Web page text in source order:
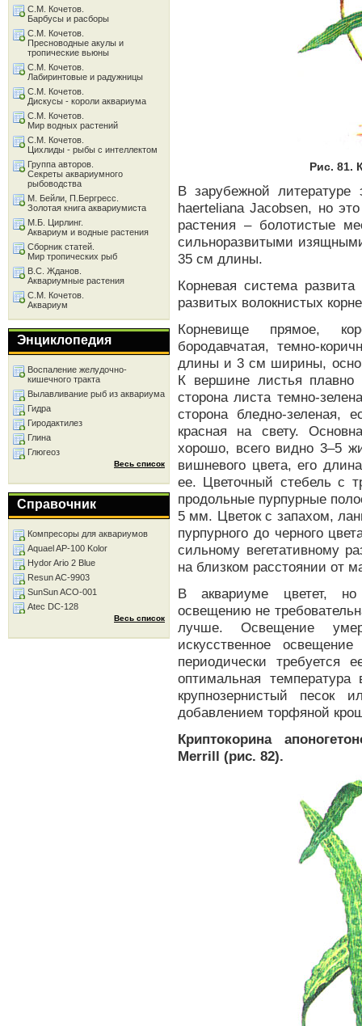
Рис. 81.
В зарубежной
haerteliana Jacobsen, но
растения – болотистые
сильноразвитыми
35 см длины.
Корневая система
развитых волокнистых
Корневище прямое,
бородавчатая, темно-
длины и 3 см ширины,
К вершине листья плавно
сторона листа темно-
сторона бледно-зеленая,
красная на свету.
хорошо, всего видно 3–5
вишневого цвета, его
ее. Цветочный стебель с
продольные пурпурные
5 мм. Цветок с запахом,
пурпурного до черного
сильному вегетативному
на близком расстоянии от
В аквариуме цветет,
освещению не
лучше. Освещение
искусственное
периодически требуется
оптимальная
крупнозернистый
добавлением торфяной
Криптокорина
Merrill (рис. 82).
С.М. Кочетов.
Барбусы и расборы
С.М. Кочетов.
Пресноводные акулы и
тропические вьюны
С.М. Кочетов.
Лабиринтовые и радужницы
С.М. Кочетов.
Дискусы - короли аквариума
С.М. Кочетов.
Мир водных растений
С.М. Кочетов.
Цихлиды - рыбы с интеллектом
Группа авторов.
Секреты аквариумного
рыбоводства
М. Бейли, П.Бергресс.
Золотая книга аквариумиста
М.Б. Цирлинг.
Аквариум и водные растения
Сборник статей.
Мир тропических рыб
В.С. Жданов.
Аквариумные растения
С.М. Кочетов.
Аквариум
Энциклопедия
Воспаление желудочно-
кишечного тракта
Вылавливание рыб из аквариума
Гидра
Гиродактилез
Глина
Глюгеоз
Весь список
Справочник
Компресоры для аквариумов
Aquael AP-100 Kolor
Hydor Ario 2 Blue
Resun AC-9903
SunSun ACO-001
Atec DC-128
Весь список